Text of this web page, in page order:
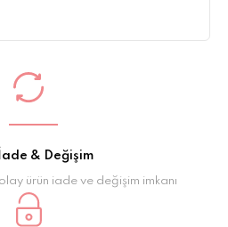
& Değişim
ürün iade ve değişim imkanı